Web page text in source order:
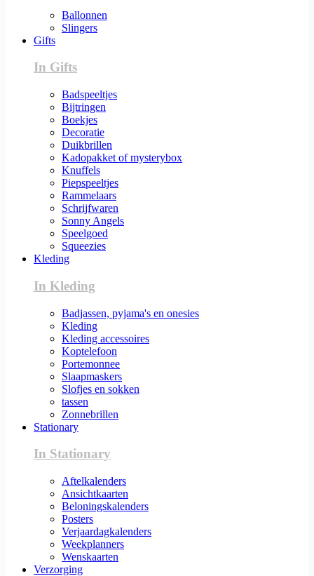
Ballonnen
Slingers
Gifts
In Gifts
Badspeeltjes
Bijtringen
Boekjes
Decoratie
Duikbrillen
Kadopakket of mysterybox
Knuffels
Piepspeeltjes
Rammelaars
Schrijfwaren
Sonny Angels
Speelgoed
Squeezies
Kleding
In Kleding
Badjassen, pyjama's en onesies
Kleding
Kleding accessoires
Koptelefoon
Portemonnee
Slaapmaskers
Slofjes en sokken
tassen
Zonnebrillen
Stationary
In Stationary
Aftelkalenders
Ansichtkaarten
Beloningskalenders
Posters
Verjaardagkalenders
Weekplanners
Wenskaarten
Verzorging